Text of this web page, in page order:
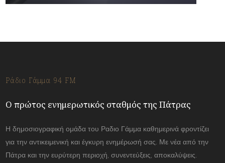
Ράδιο Γάμμα 94 FM
Ο πρώτος ενημερωτικός σταθμός της Πάτρας
Η δημοσιογραφική ομάδα του Ραδιο Γάμμα καθημερινά φροντίζει
για την αντικειμενική και έγκυρη ενημέρωσή σας. Με νέα από την
Πάτρα και την ευρύτερη περιοχή, συνεντεύξεις, αποκαλύψεις.